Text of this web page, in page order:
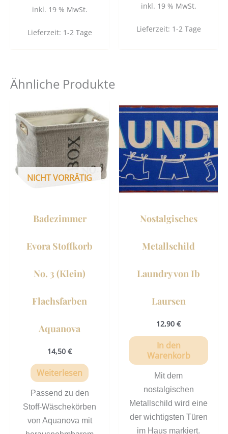
inkl. 19 % MwSt.
Lieferzeit: 1-2 Tage
inkl. 19 % MwSt.
Lieferzeit: 1-2 Tage
Ähnliche Produkte
NICHT VORRÄTIG
Badezimmer
Evora Stoffkorb
No. 3 (Klein)
Flachsfarben
Aquanova
14,50 €
Weiterlesen
Passend zu den
Stoff-Wäschekörben
von Aquanova mit
Nostalgisches
Metallschild
Laundry von Ib
Laursen
12,90 €
In den
Warenkorb
Mit dem
nostalgischen
Metallschild wird eine
der wichtigsten Türen
im Haus markiert.